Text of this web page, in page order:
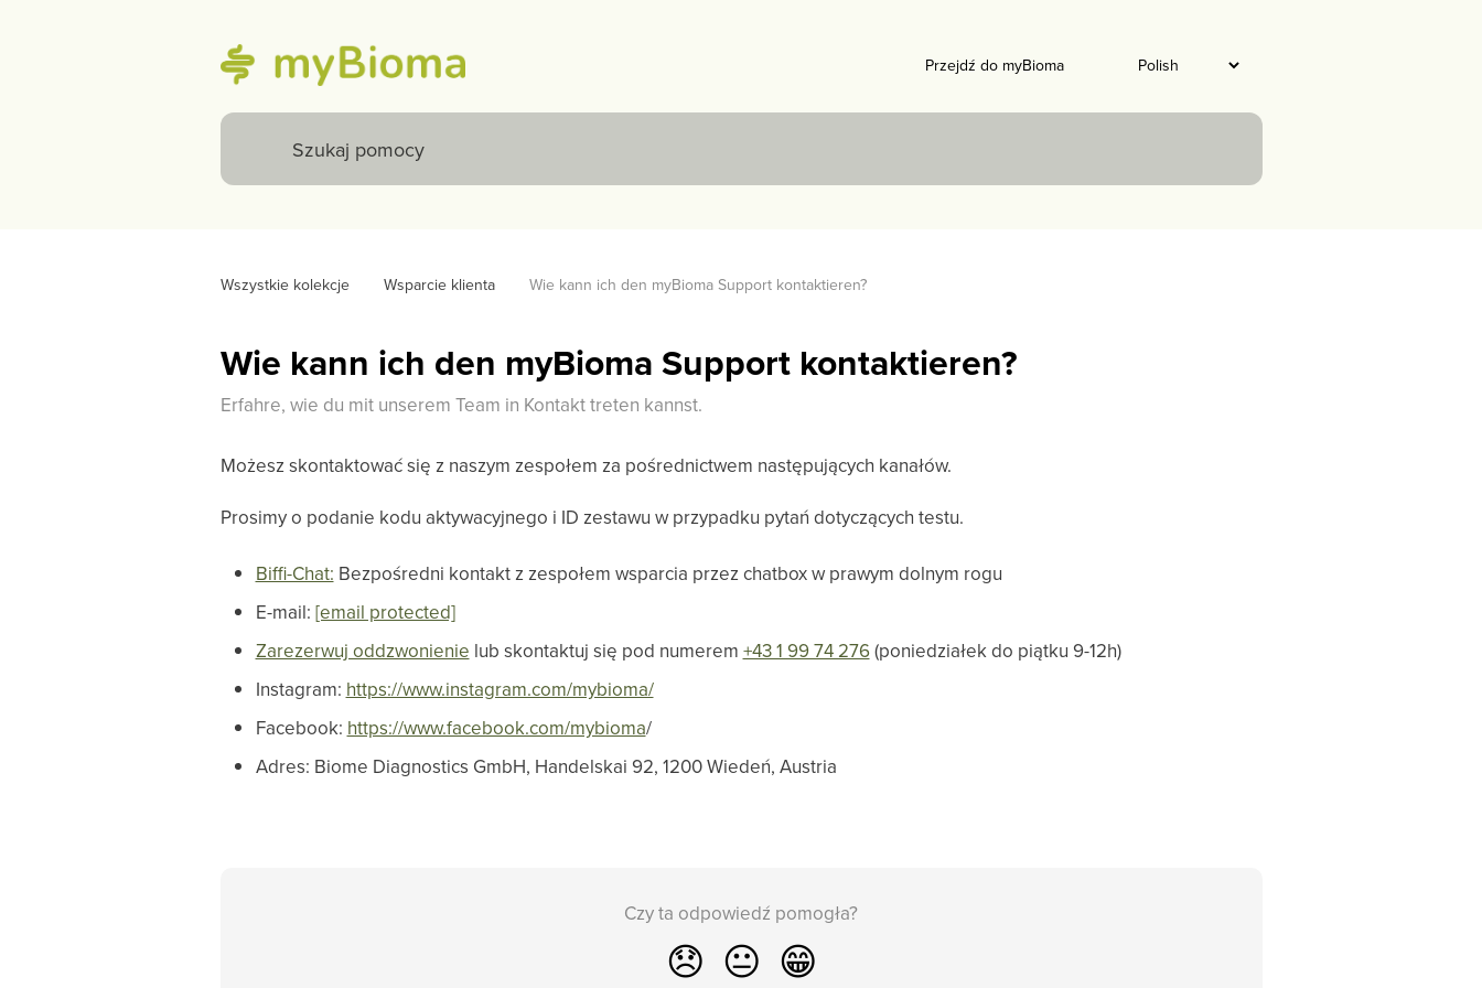
Przejdź do myBioma
Wszystkie kolekcje Wsparcie klienta Wie kann ich den myBioma Support kontaktieren?
Wie kann ich den myBioma Support kontaktieren?
Erfahre, wie du mit unserem Team in Kontakt treten kannst.
Możesz skontaktować się z naszym zespołem za pośrednictwem następujących kanałów.
Prosimy o podanie kodu aktywacyjnego i ID zestawu w przypadku pytań dotyczących testu.
Biffi-Chat: Bezpośredni kontakt z zespołem wsparcia przez chatbox w prawym dolnym rogu
E-mail: [email protected]
Zarezerwuj oddzwonienie lub skontaktuj się pod numerem +43 1 99 74 276(poniedziałek do piątku 9-12h)
Instagram: https://www.instagram.com/mybioma/
Facebook: https://www.facebook.com/mybioma/
Adres: Biome Diagnostics GmbH, Handelskai 92, 1200 Wiedeń, Austria
Czy ta odpowiedź pomogła?
😞 😐 😁